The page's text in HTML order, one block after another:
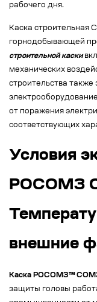
рабочего дня.
Каска строительная
горнодобывающей
строительной каски
механических
строительства
от поражения
соответствующих
Условия
РОСОМЗ
внешние
Каска РОСОМЗ™
защиты головы